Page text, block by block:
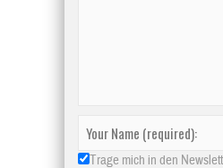
Trage mich in den